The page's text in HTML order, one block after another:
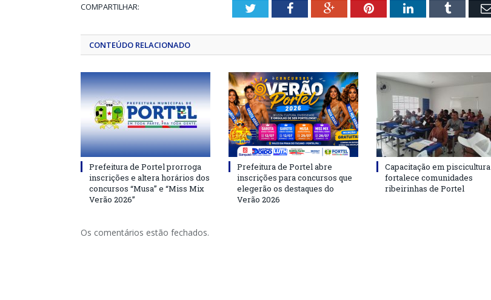
COMPARTILHAR: TwitterFacebookGoogle+PinterestLinkedInTumblr
CONTEÚDO RELACIONADO
Prefeitura de Portel prorroga
inscrições e altera horários dos
concursos “Musa” e “Miss Mix
Verão 2026”
Prefeitura de Portel abre
inscrições para concursos que
elegerão os destaques do
Verão 2026
Capacitação em piscicultura
fortalece comunidades
ribeirinhas de Portel
Os comentários estão fechados.